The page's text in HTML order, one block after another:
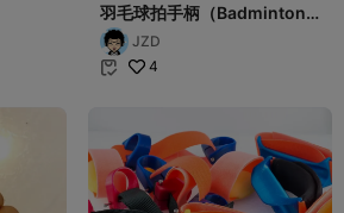
羽毛球拍手柄（Badminton
racket handle）
JZD
 4